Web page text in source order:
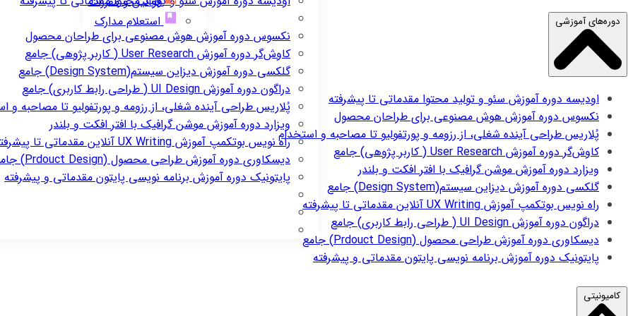
نکسوسدوره آموزش هوش مصنوعی برای طراحان محصول
کاوش‌گردوره آموزش User Research ( کاربر پژوهی) جامع
گلکسیدوره آموزش دیزاین سیستم(Design System) جامع
دراگوندوره آموزش UI Design ( طراحی رابط کاربری) جامع
پُلاریسطراحی آینده شغلی، از رزومه و پورتفولیو تا مصاحبه و
ویزارددوره آموزش موشن گرافیک با افتر افکت و بلندر
راه نویسبوتکمپ آموزش UX Writing آنلاین مقدماتی تا پیشرفته
دیسکاوریدوره آموزش طراحی محصول (Prdouct Design) جامع
پایتونیکدوره آموزش برنامه نویسی پایتون مقدماتی و پیشرفته
استعلام مدارک
دوره‌های آموزشی
اودیسهدوره آموزش سئو و تولید محتوا مقدماتی تا پیشرفته
نکسوسدوره آموزش هوش مصنوعی برای طراحان محصول
پُلاریسطراحی آینده شغلی، از رزومه و پورتفولیو تا مصاحبه و استخدام
کاوش‌گردوره آموزش User Research ( کاربر پژوهی) جامع
ویزارددوره آموزش موشن گرافیک با افتر افکت و بلندر
گلکسیدوره آموزش دیزاین سیستم(Design System) جامع
راه نویسبوتکمپ آموزش UX Writing آنلاین مقدماتی تا پیشرفته
دراگوندوره آموزش UI Design ( طراحی رابط کاربری) جامع
دیسکاوریدوره آموزش طراحی محصول (Prdouct Design) جامع
پایتونیکدوره آموزش برنامه نویسی پایتون مقدماتی و پیشرفته
کامیونیتی